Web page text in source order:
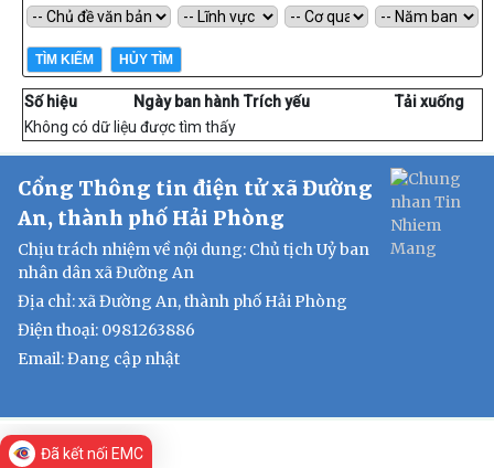
Số hiệu Ngày ban hành Trích yếu
Tải xuống
Không có dữ liệu được tìm thấy
Cổng Thông tin điện tử xã Đường
An, thành phố Hải Phòng
Chịu trách nhiệm về nội dung: Chủ tịch Uỷ ban
nhân dân xã Đường An
Địa chỉ: xã Đường An, thành phố Hải Phòng
Điện thoại: 0981263886
Email:Đang cập nhật
Đã kết nối EMC